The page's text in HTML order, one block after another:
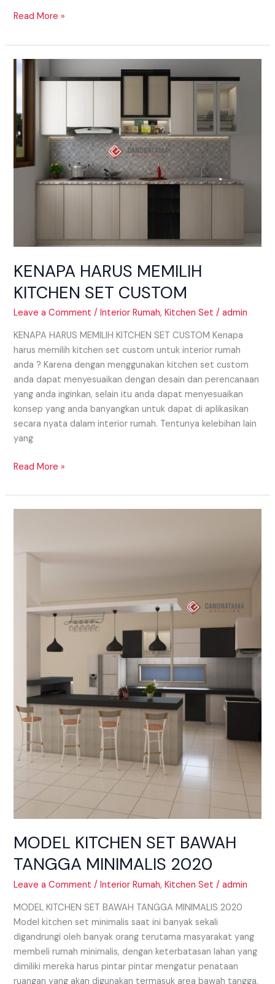
Read More »
KENAPA HARUS MEMILIH
KITCHEN SET CUSTOM
Leave a Comment /Interior Rumah,Kitchen Set /admin
KENAPA HARUS MEMILIH KITCHEN SET CUSTOM Kenapa
harus memilih kitchen set custom untuk interior rumah
anda ? Karena dengan menggunakan kitchen set custom
anda dapat menyesuaikan dengan desain dan perencanaan
yang anda inginkan, selain itu anda dapat menyesuaikan
konsep yang anda banyangkan untuk dapat di aplikasikan
secara nyata dalam interior rumah. Tentunya kelebihan lain
yang
KENAPA
HARUS
SET
CUSTOM
Read More »
MODEL KITCHEN SET BAWAH
TANGGA MINIMALIS 2020
Leave a Comment /Interior Rumah,Kitchen Set /admin
MODEL KITCHEN SET BAWAH TANGGA MINIMALIS 2020
Model kitchen set minimalis saat ini banyak sekali
digandrungi oleh banyak orang terutama masyarakat yang
membeli rumah minimalis, dengan keterbatasan lahan yang
dimiliki mereka harus pintar pintar mengatur penataan
ruangan yang akan digunakan termasuk area bawah tangga,
BAWAH